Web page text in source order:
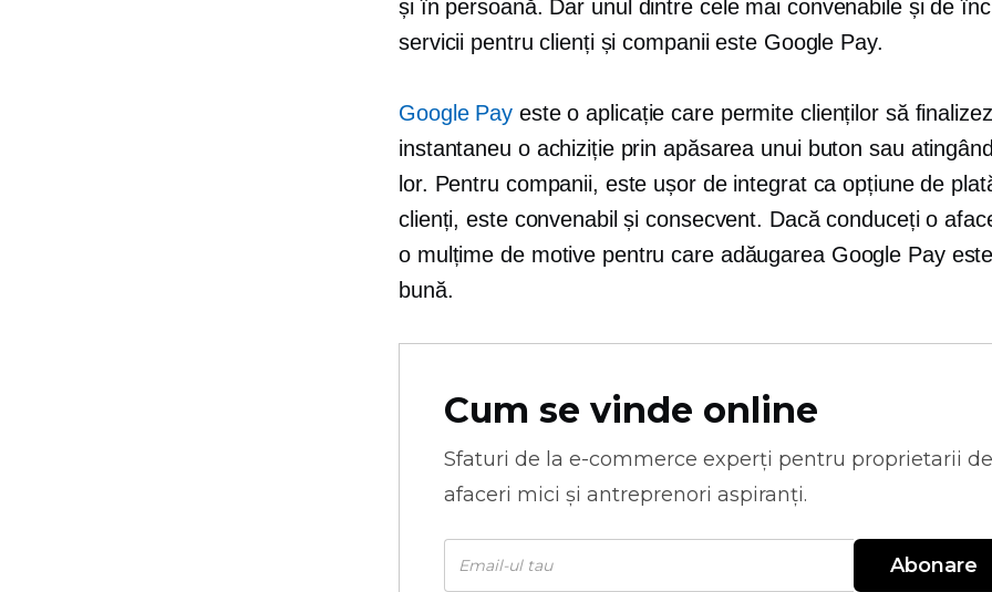
șiîn persoană. Dar unul dintre cele mai convenabile și de
servicii pentru clienți și companii este Google Pay.
Google Pay este o aplicație care permite clienților să
instantaneu o achiziție prin apăsarea unui buton sau
lor. Pentru companii, este ușor de integrat ca opțiune de
clienți, este convenabil și consecvent. Dacă conduceți o
o mulțime de motive pentru care adăugarea Google Pay
bună.
Cum se vinde online
Sfaturi de la e-commerce experți pentru proprietarii de
afaceri mici și antreprenori aspiranți.
Abonare